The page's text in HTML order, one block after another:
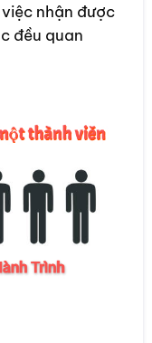
nhận được
đều quan